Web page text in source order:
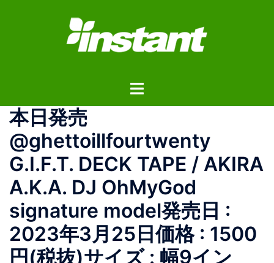
ス
ト
ニ
ー
本日発売
@ghettoillfourtwenty
G.I.F.T. DECK TAPE / AKIRA
A.K.A. DJ OhMyGod
signature model発売日 :
2023年3月25日価格 : 1500
円(税抜)サイズ : 幅9イン